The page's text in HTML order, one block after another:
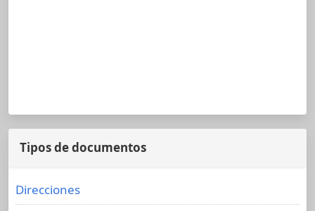
Tipos de documentos
Direcciones